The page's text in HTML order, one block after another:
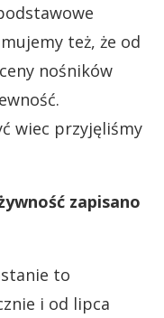
też, że od
nośników
wiec przyjęliśmy
zapisano
to
i od lipca